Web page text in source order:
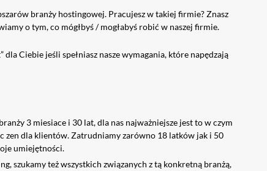
branży hostingowej. Pracujesz w takiej firmie? Znasz
o tym, co mógłbyś / mogłabyś robić w naszej firmie.
dla Ciebie jeśli spełniasz nasze wymagania, które napędzają
3 miesiace i 30 lat, dla nas najważniejsze jest to w czym
zen dla klientów. Zatrudniamy zarówno 18 latków jak i 50
umiejętności.
szukamy też wszystkich związanych z tą konkretną branżą,